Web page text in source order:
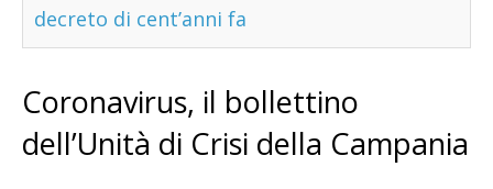
decreto di cent’anni fa
Coronavirus, il bollettino
dell’Unità di Crisi della Campania